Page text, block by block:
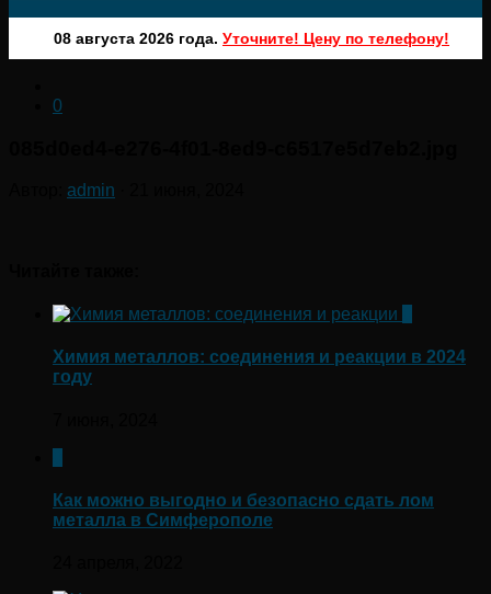
08 августа 2026 года. Уточните! Цену по телефону!
0
admin
Химия металлов: соединения и реакции в 2024
году
Как можно выгодно и безопасно сдать лом
металла в Симферополе